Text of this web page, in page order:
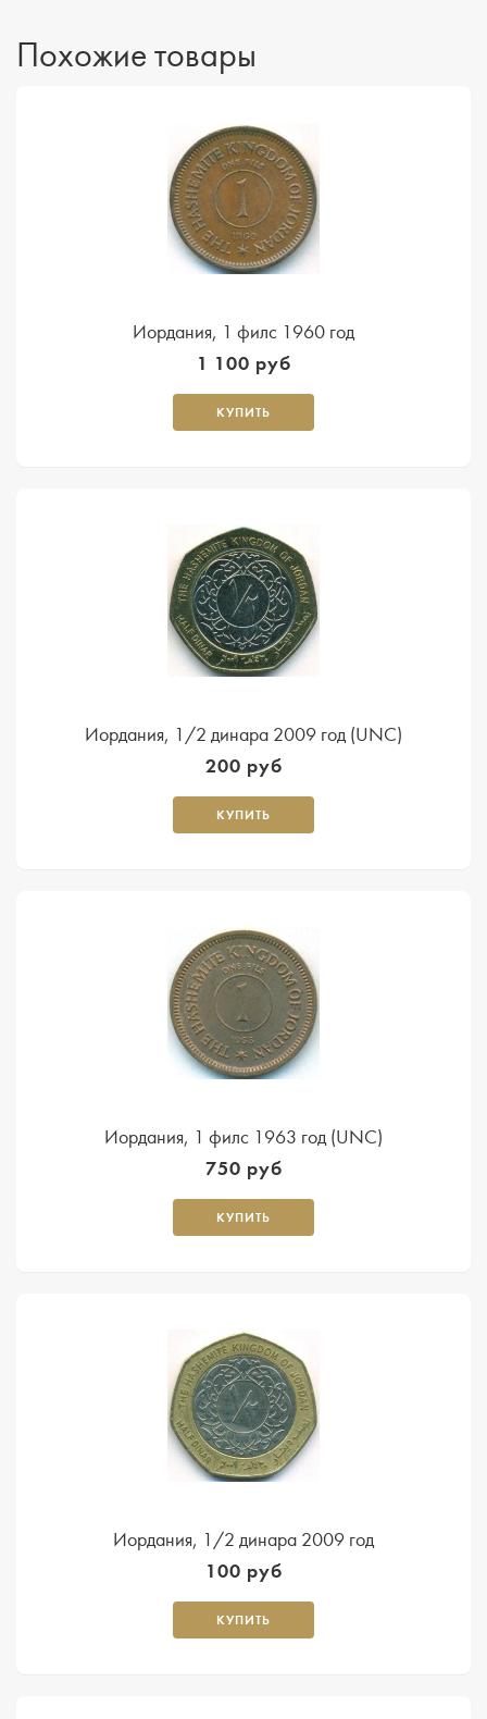
Похожие товары
Иордания, 1 филс 1960 год
1 100 руб
КУПИТЬ
Иордания, 1/2 динара 2009 год (UNC)
200 руб
КУПИТЬ
Иордания, 1 филс 1963 год (UNC)
750 руб
КУПИТЬ
Иордания, 1/2 динара 2009 год
100 руб
КУПИТЬ